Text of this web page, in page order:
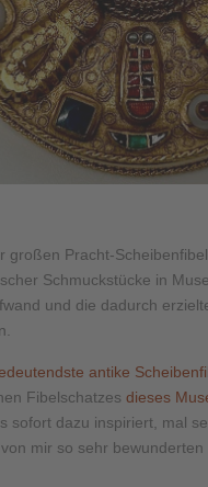
großen Pracht-
Schmuckstücke in
und die dadurch
antike
Fibelschatzes dieses
sofort dazu inspiriert, mal
mir so sehr